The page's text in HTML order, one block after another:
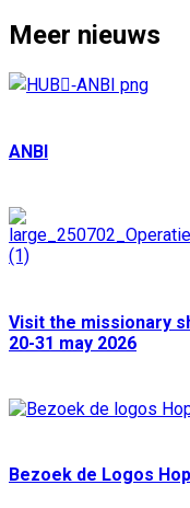
Meer nieuws
ANBI
Visit the missionary
20-31 may 2026
Bezoek de Logos